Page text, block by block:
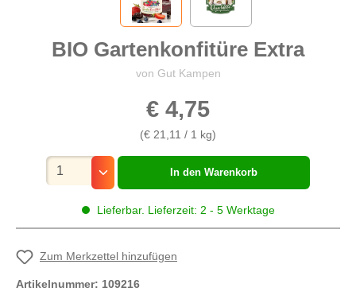
BIO Gartenkonfitüre Extra
von Gut Kampen
€ 4,75
(€ 21,11 / 1 kg)
Lieferbar. Lieferzeit: 2 - 5 Werktage
Mengenauswahl
In den Warenkorb
Zum Merkzettel hinzufügen
Artikelnummer: 109216